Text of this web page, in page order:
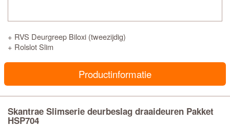
+ RVS Deurgreep Biloxi (tweezijdig)
+ Rolslot Slim
Productinformatie
Skantrae Slimserie deurbeslag draaideuren Pakket
HSP704